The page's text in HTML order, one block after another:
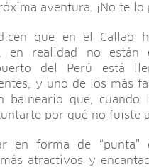
aventura. ¡No te lo
que en el Callao
en realidad no están
del Perú está
y uno de los más
balneario que, cuando
por qué no fuiste
en forma de
atractivos y